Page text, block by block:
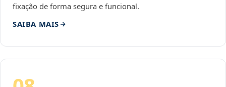
fixação de forma segura e funcional.
SAIBA MAIS